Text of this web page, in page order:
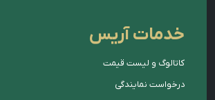
خدمات آریس
کاتالوگ و لیست قیمت
درخواست نمایندگی